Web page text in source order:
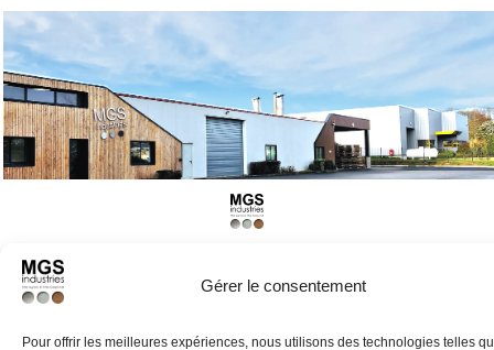
Gérer le consentement
Pour offrir les meilleures expériences, nous utilisons des technologies telles